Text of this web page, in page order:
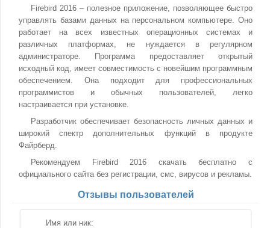
Firebird 2016 – полезное приложение, позволяющее быстро
управлять базами данных на персональном компьютере. Оно
работает на всех известных операционных системах и
различных платформах, не нуждается в регулярном
администраторе. Программа предоставляет открытый
исходный код, имеет совместимость с новейшим программным
обеспечением. Она подходит для профессиональных
программистов и обычных пользователей, легко
настраивается при установке.
Разработчик обеспечивает безопасность личных данных и
широкий спектр дополнительных функций в продукте
Файрберд.
Рекомендуем Firebird 2016 скачать бесплатно с
официального сайта без регистрации, смс, вирусов и рекламы.
Отзывы пользователей
Имя или ник: